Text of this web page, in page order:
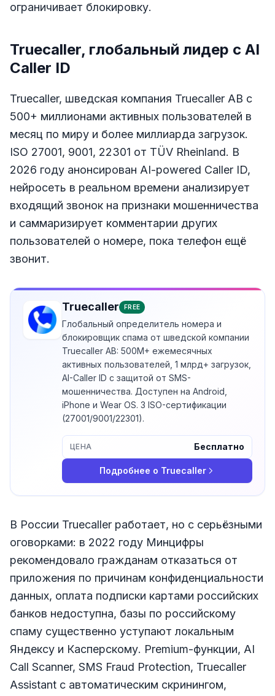
ограничивает блокировку.
Truecaller, глобальный лидер с AI
Caller ID
Truecaller, шведская компания Truecaller AB с
500+ миллионами активных пользователей в
месяц по миру и более миллиарда загрузок.
ISO 27001, 9001, 22301 от TÜV Rheinland. В
2026 году анонсирован AI-powered Caller ID,
нейросеть в реальном времени анализирует
входящий звонок на признаки мошенничества
и саммаризирует комментарии других
пользователей о номере, пока телефон ещё
звонит.
Truecaller FREE
Глобальный определитель номера и
блокировщик спама от шведской компании
Truecaller AB: 500M+ ежемесячных
активных пользователей, 1 млрд+ загрузок,
AI-Caller ID с защитой от SMS-
мошенничества. Доступен на Android,
iPhone и Wear OS. 3 ISO-сертификации
(27001/9001/22301).
Подробнее о Truecaller
ЦЕНА Бесплатно
В России Truecaller работает, но с серьёзными
оговорками: в 2022 году Минцифры
рекомендовало гражданам отказаться от
приложения по причинам конфиденциальности
данных, оплата подписки картами российских
банков недоступна, базы по российскому
спаму существенно уступают локальным
Яндексу и Касперскому. Premium-функции, AI
Call Scanner, SMS Fraud Protection, Truecaller
Assistant с автоматическим скринингом,